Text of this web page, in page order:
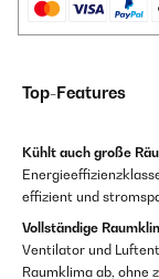
Top-Features
Kühlt auch große
effizient und
Vollständige
Ventilator und
Raumklima ab, ohne